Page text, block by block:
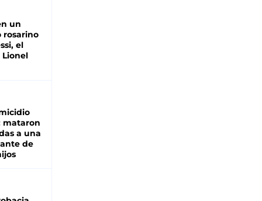
un
rosarino
el
Lionel
mataron
a una
de